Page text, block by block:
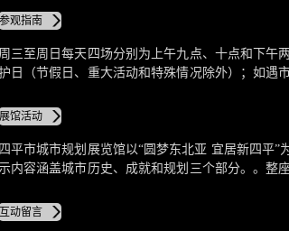
之门”,是全国首个悬浮于空中的城市规划展览馆。
面积8000㎡。
观指南
三至周日每天四场分别为上午九点、十点和下午
日（节假日、重大活动和特殊情况除外）；如遇
馆参观人员须凭本人有效身份证在领取免费参观
，在工作人员引领下自行参观。门票当日有效，过
馆活动
平市城市规划展览馆以“圆梦东北亚 宜居新四平”
内容涵盖城市历史、成就和规划三个部分。。整
幕影视观摩系统、三维动画立体影视系统、虚拟
成系统、游客查询系统以及多媒体系统的整合运用
动留言